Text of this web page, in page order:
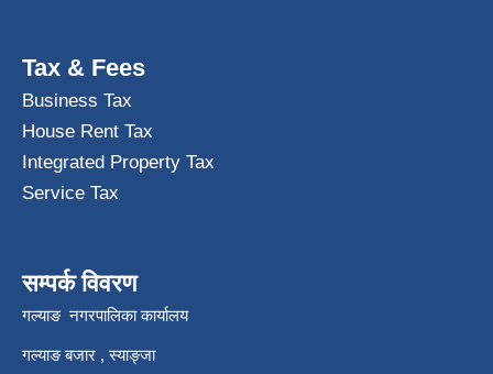
Tax & Fees
Business Tax
House Rent Tax
Integrated Property Tax
Service Tax
सम्पर्क विवरण
गल्याङ नगरपालिका कार्यालय
गल्याङ बजार , स्याङ्जा